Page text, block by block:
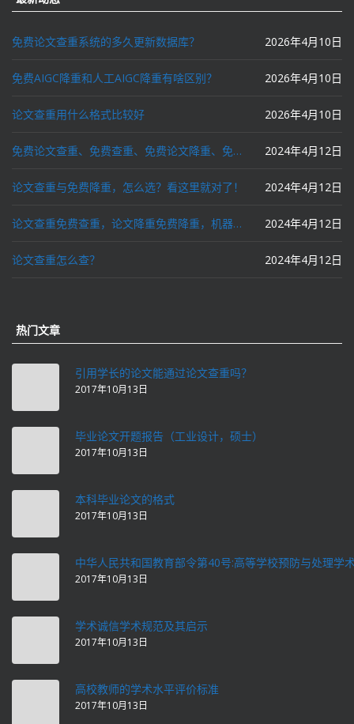
免费论文查重系统的多久更新数据库？ 2026年4月10日
免费AIGC降重和人工AIGC降重有啥区别？ 2026年4月10日
论文查重用什么格式比较好 2026年4月10日
免费论文查重、免费查重、免费论文降重、免费降重、智能降重、一键降重、降低AIGC写作率、AI写论文，这些名词你了解吗？ 2024年4月12日
论文查重与免费降重，怎么选？看这里就对了！ 2024年4月12日
论文查重免费查重，论文降重免费降重，机器降重，人工降重，降低AIGC写作率，ai写论文，都要选论文狗和paperdog以及文思慧达！ 2024年4月12日
论文查重怎么查？ 2024年4月12日
热门文章
引用学长的论文能通过论文查重吗？
2017年10月13日
毕业论文开题报告（工业设计，硕士）
2017年10月13日
本科毕业论文的格式
2017年10月13日
中华人民共和国教育部令第40号:高等学校预防与处理学
2017年10月13日
学术诚信学术规范及其启示
2017年10月13日
高校教师的学术水平评价标准
2017年10月13日